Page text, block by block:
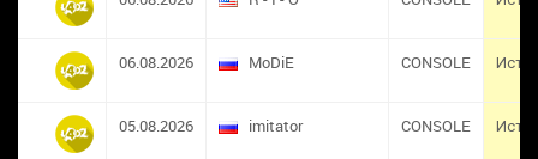
06.08.2026 MoDiE CONSOLE Истек
05.08.2026 imitator CONSOLE Истек